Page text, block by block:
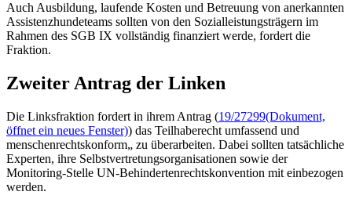
Auch Ausbildung, laufende Kosten und Betreuung von anerkannten
Assistenzhundeteams sollten von den Sozialleistungsträgern im
Rahmen des SGB IX vollständig finanziert werde, fordert die
Fraktion.
Zweiter Antrag der Linken
Die Linksfraktion fordert in ihrem Antrag (19/27299(Dokument,
öffnet ein neues Fenster)) das Teilhaberecht umfassend und
menschenrechtskonform„ zu überarbeiten. Dabei sollten tatsächliche
Experten, ihre Selbstvertretungsorganisationen sowie der
Monitoring-Stelle UN-Behindertenrechtskonvention mit einbezogen
werden.